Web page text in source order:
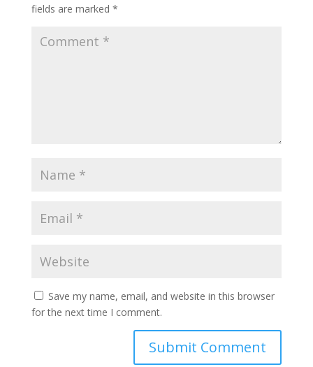
fields are marked *
Save my name, email, and website in this browser
for the next time I comment.